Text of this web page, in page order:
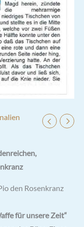
den Rosenkranz
für unsere Zeit“